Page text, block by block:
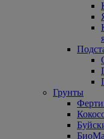
Грунты